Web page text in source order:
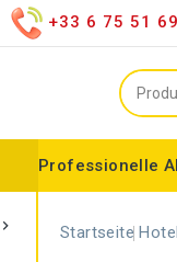
+33 6 75 51
Professionelle
 Startseite